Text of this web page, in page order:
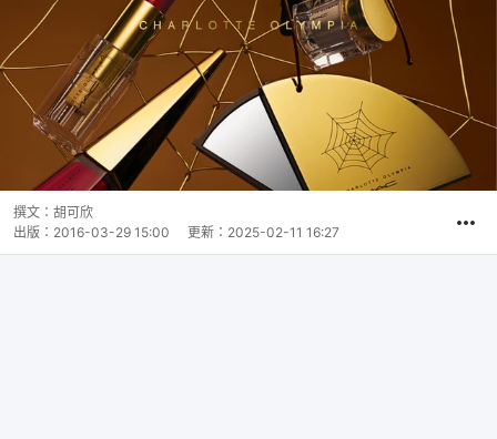
撰文： 胡可欣
出版： 2016-03-29 15:00 更新： 2025-02-11 16:27